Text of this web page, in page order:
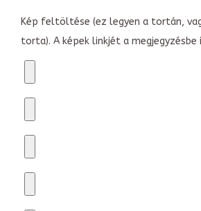
Kép feltöltése (ez legyen a tortán,
torta). A képek linkjét a